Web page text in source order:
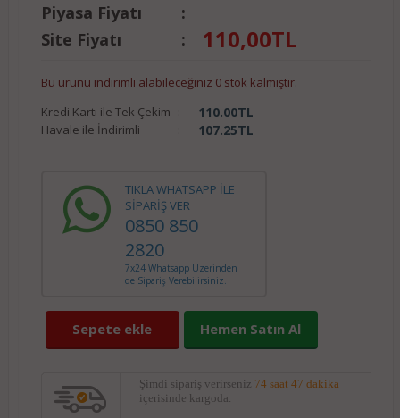
Piyasa Fiyatı
:
Site Fiyatı
: 110,00TL
Bu ürünü indirimli alabileceğiniz 0 stok kalmıştır.
Kredi Kartı ile Tek Çekim : 110.00TL
Havale ile İndirimli : 107.25TL
TIKLA WHATSAPP İLE
SİPARİŞ VER
0850 850
2820
7x24 Whatsapp Üzerinden
de Sipariş Verebilirsiniz.
Sepete ekle Hemen Satın Al
Şimdi sipariş verirseniz 74 saat 47 dakika
içerisinde kargoda.